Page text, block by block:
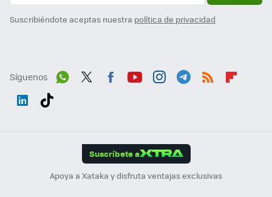
Suscribiéndote aceptas nuestra política de privacidad
Síguenos
Suscríbete a
Apoya a Xataka y disfruta ventajas exclusivas